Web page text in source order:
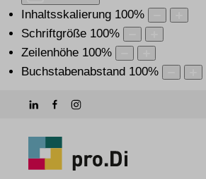
Inhaltsskalierung 100%
Schriftgröße 100%
Zeilenhöhe 100%
Buchstabenabstand 100%